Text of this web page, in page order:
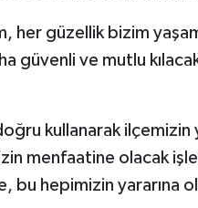
her güzellik bizim
güvenli ve mutlu
kullanarak ilçemizin
menfaatine olacak
bu hepimizin yararına